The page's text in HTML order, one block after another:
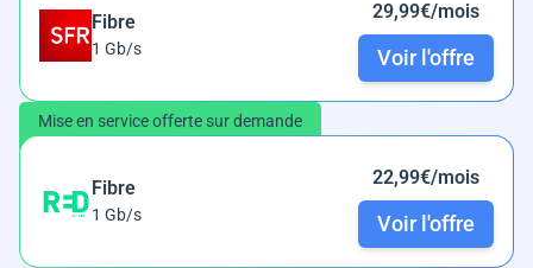
Fibre
1 Gb/s
29,99€/mois
Voir l'offre
Mise en service offerte sur demande
Fibre
1 Gb/s
22,99€/mois
Voir l'offre